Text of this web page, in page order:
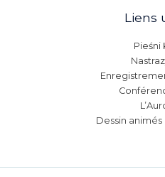
Liens
Pieśni
Dessin